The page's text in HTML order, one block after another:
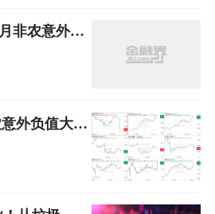
减少2.3万人！美国7月非农意外爆冷，黄金大涨超50美元
一周热榜精选：非农意外负值大爆冷！霍尔木兹临时重开框架已达成？